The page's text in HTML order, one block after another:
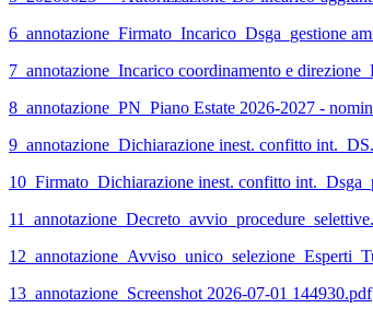
6_annotazione_Firmato_Incarico_Dsga_gestione
7_annotazione_Incarico coordinamento e
8_annotazione_PN_Piano Estate 2026-2027 -
9_annotazione_Dichiarazione inest. confitto
10_Firmato_Dichiarazione inest. confitto
13_annotazione_Screenshot 2026-07-01 144930.pdf